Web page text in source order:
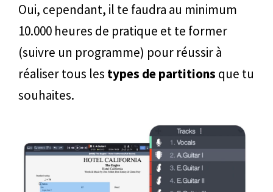
Oui, cependant, il te faudra au minimum
10.000 heures de pratique et te former
(suivre un programme) pour réussir à
réaliser tous les types de partitions que tu
souhaites.